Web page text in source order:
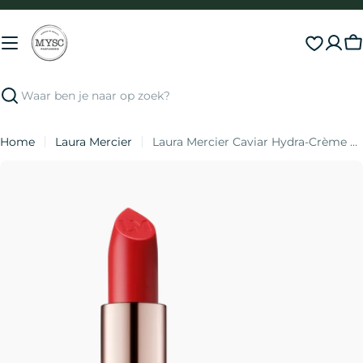
Direct
inhoud
Zoeken
Home Laura Mercier
Laura Mercier Caviar Hydra-Crème Lipstick